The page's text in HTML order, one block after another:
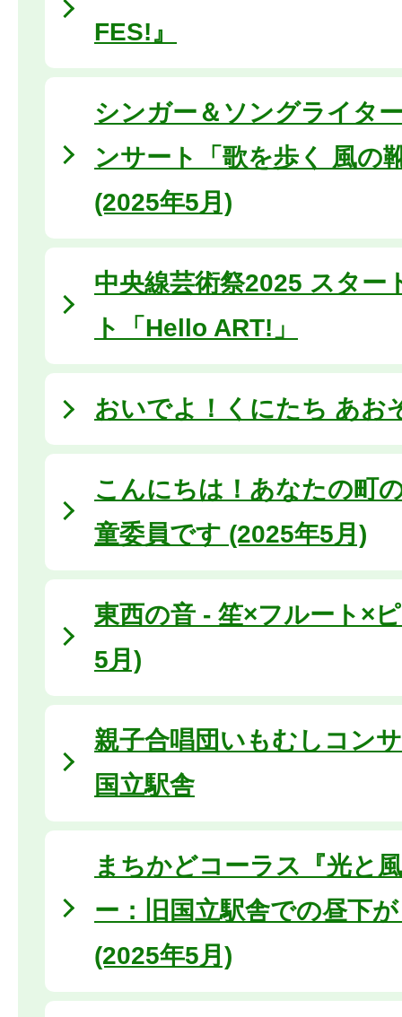
FES!』
シンガー＆ソングライタ
ンサート「歌を歩く 風の
(2025年5月)
中央線芸術祭2025 スター
ト「Hello ART!」
おいでよ！くにたち あお
こんにちは！あなたの町
童委員です (2025年5月)
東西の音 - 笙×フルート×
5月)
親子合唱団いもむしコン
国立駅舎
まちかどコーラス『光と
ー：旧国立駅舎での昼下
(2025年5月)